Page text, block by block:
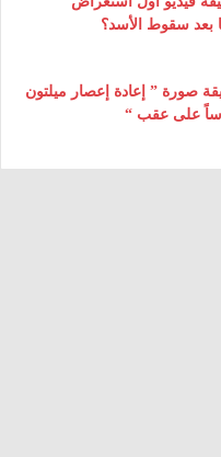
سقوط الأسد؟
صورة ” إعادة إعصار ميلتون
على عقب “